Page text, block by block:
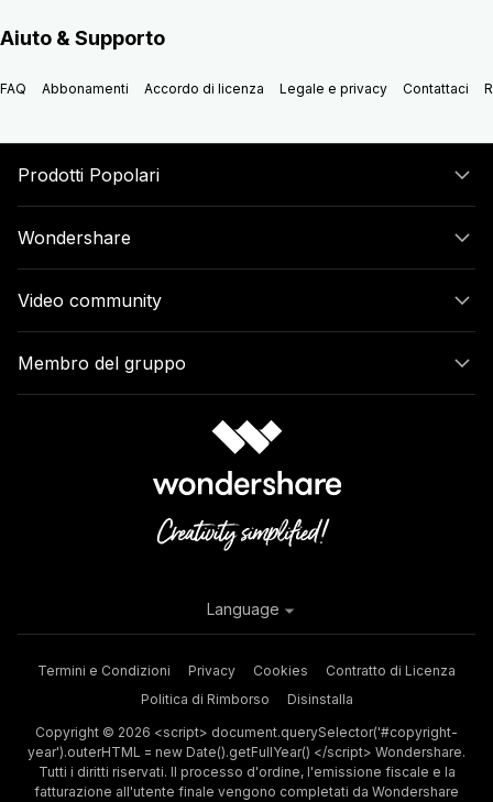
Aiuto & Supporto
FAQ Abbonamenti Accordo di licenza Legale e privacy Contattaci
Prodotti Popolari
Wondershare
Video community
Membro del gruppo
Termini e Condizioni Privacy Cookies
Contratto di Licenza
Politica di Rimborso
Disinstalla
Copyright © 2026 <script> document.querySelector('#copyright-
year').outerHTML = new Date().getFullYear() </script> Wondershare.
Tutti i diritti riservati. Il processo d'ordine, l'emissione fiscale e la
fatturazione all'utente finale vengono completati da Wondershare
Language